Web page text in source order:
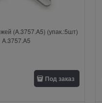
(A.3757.A5) (упак.:5шт)
A.3757.A5
Под заказ